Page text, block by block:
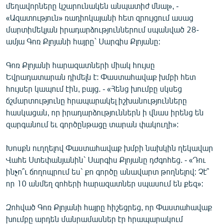
ԲԱՆԱՎԵՃ
ՁԳՏԵԼՈՎ ԼԱՎԱԳՈՒՅՆԻՆ
ՓՈԴՔԱՍԹ
Հայերեն
English
Русский
մեղավորները կշարունակեն անպատիժ մնալ», -
«Ազատություն» ռադիոկայանի հետ զրույցում ասաց
մարտիմեկյան իրադարձություններում սպանված 28-
ամյա Գոռ Քլոյանի հայրը` Սարգիս Քլոյանը:
Գոռ Քլոյանի հարազատների միակ հույսը
Եվրադատարան դիմելն է: Փաստահավաք խմբի հետ
հույսեր կապում էին, բայց. - «Հենց խումբը սկսեց
ճշմարտությունը հրապարակել իշխանությունները
հասկացան, որ իրադարձություններն ի վնաս իրենց են
զարգանում եւ գործընթացը տարան փակուղի»:
Խոսքն ուղղելով Փաստահավաք խմբի նախկին ղեկավար
Վահե Ստեփանյանին` Սարգիս Քլոյանը դժգոհեց. - «Դու
ինչո՞ւ ճողոպրում ես` քո գործը անավարտ թողնելով: Չէ՞
որ 10 անմեղ զոհերի հարազատներ սպասում են քեզ»:
Զոհված Գոռ Քլոյանի հայրը հիշեցրեց, որ Փաստահավաք
խումբը արդեն մանրամասներ էր հրապարակում